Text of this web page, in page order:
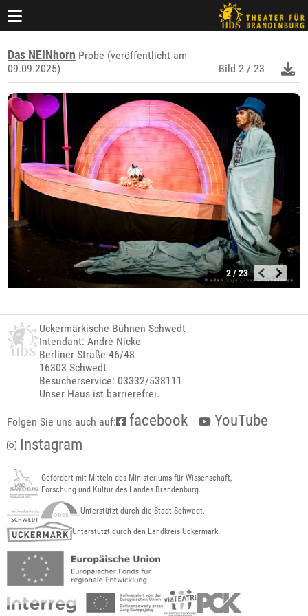
Das NEINhorn Probe (veröffentlicht am
09.09.2025)
Bild 2 / 23
2 / 23
Uckermärkische Bühnen Schwedt
Intendant: André Nicke
Berliner Straße 46/48
16303 Schwedt
Besucherservice: 03332/538111
Unser Haus ist barrierefrei.
Folgen Sie uns auch auf: facebook
YouTube
Instagram
Gefördert mit Mitteln des Ministeriums für Wissenschaft,
Forschung und Kultur des Landes Brandenburg.
Unterstützt durch die Stadt Schwedt.
Unterstützt durch den Landkreis Uckermark.